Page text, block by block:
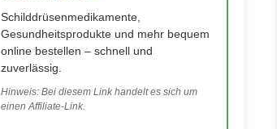
Schilddrüsenmedikamente,
Gesundheitsprodukte und mehr bequem
online bestellen – schnell und
zuverlässig.
Hinweis: Bei diesem Link handelt es sich um
einen Affiliate-Link.